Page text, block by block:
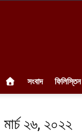
সংবাদ ফিলিস্তিন
২৬, ২০২২